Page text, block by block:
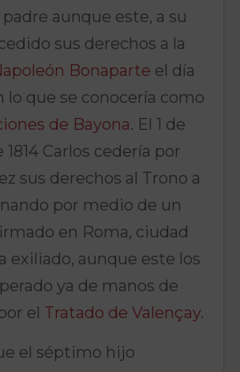
aunque este, a su
sus derechos a la
Bonaparte el día
lo que se conocería como
de Bayona. El 1 de
Carlos cedería por
sus derechos al Trono a
por medio de un
en Roma, ciudad
exiliado, aunque este los
ya de manos de
el Tratado de Valençay.
el séptimo hijo